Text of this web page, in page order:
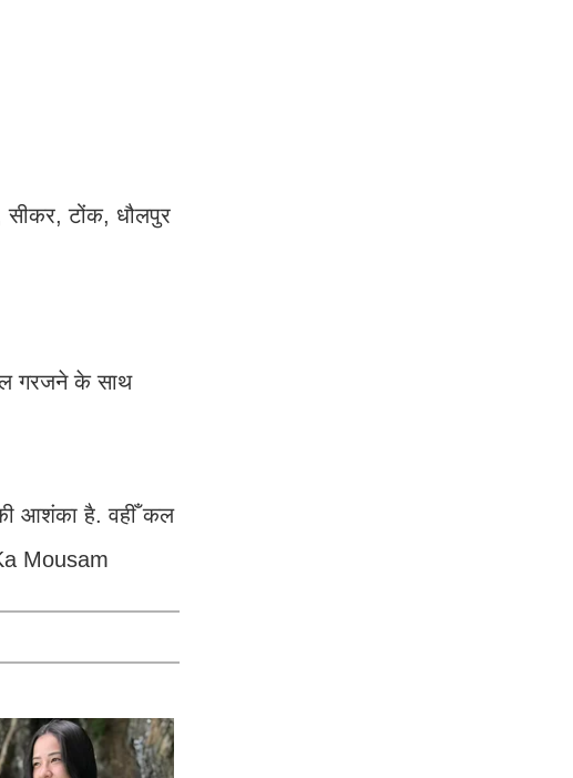
सीकर, टोंक, धौलपुर
गरजने के साथ
की आशंका है. वहीँ कल
Mousam